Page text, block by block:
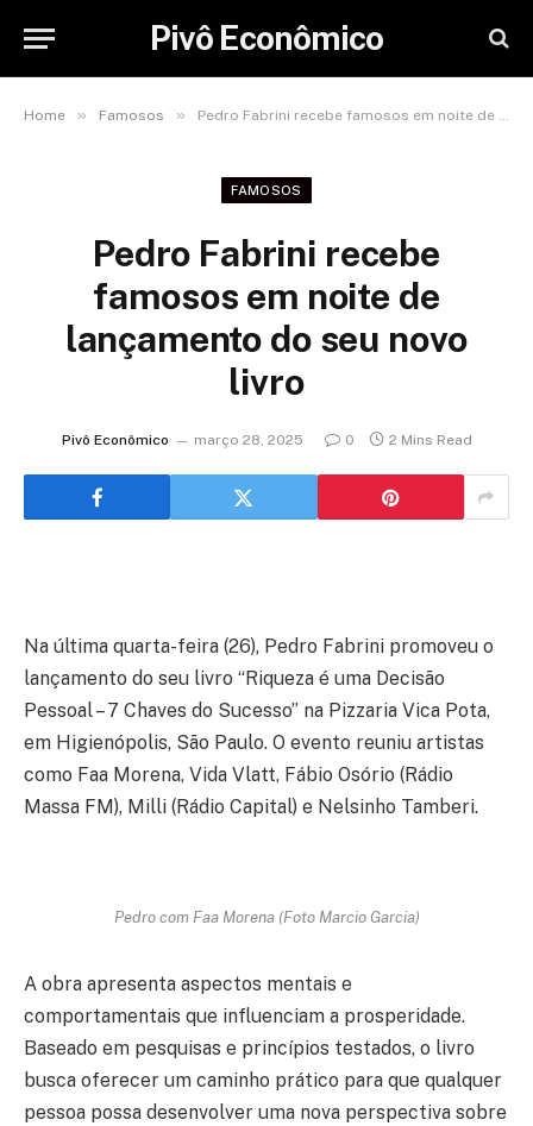
Pivô Econômico
Home » Famosos » Pedro Fabrini recebe famosos em noite de lançamento do seu novo livro
FAMOSOS
Pedro Fabrini recebe
famosos em noite de
lançamento do seu novo
livro
Pivô Econômico março 28, 2025 0 2 Mins Read
Na última quarta-feira (26), Pedro Fabrini promoveu o
lançamento do seu livro “Riqueza é uma Decisão
Pessoal – 7 Chaves do Sucesso” na Pizzaria Vica Pota,
em Higienópolis, São Paulo. O evento reuniu artistas
como Faa Morena, Vida Vlatt, Fábio Osório (Rádio
Massa FM), Milli (Rádio Capital) e Nelsinho Tamberi.
Pedro com Faa Morena (Foto Marcio Garcia)
A obra apresenta aspectos mentais e
comportamentais que influenciam a prosperidade.
Baseado em pesquisas e princípios testados, o livro
busca oferecer um caminho prático para que qualquer
pessoa possa desenvolver uma nova perspectiva sobre